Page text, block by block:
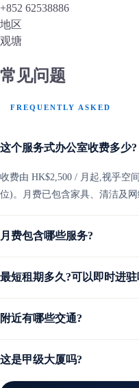
+852 62538886
地区
观塘
常见问题
FREQUENTLY ASKED
这个服务式办公室收费多少?
收费由 HK$2,500 / 月起,视乎空
位)。月费已包含家具、清洁及网
月费包含哪些服务?
最短租期多久?可以即时进驻
附近有哪些交通?
这是甲级大厦吗?